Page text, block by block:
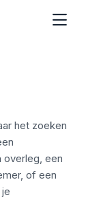
het zoeken
overleg, een
of een